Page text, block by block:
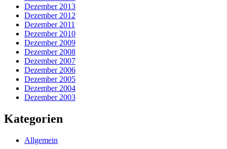
Dezember 2013
Dezember 2012
Dezember 2011
Dezember 2010
Dezember 2009
Dezember 2008
Dezember 2007
Dezember 2006
Dezember 2005
Dezember 2004
Dezember 2003
Kategorien
Allgemein